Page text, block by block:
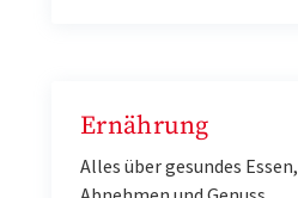
Ernährung
Alles über gesundes Essen,